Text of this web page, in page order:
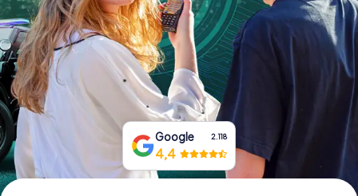
Tickets buchen
Gutscheine bestellen
Google 2.118
4,4